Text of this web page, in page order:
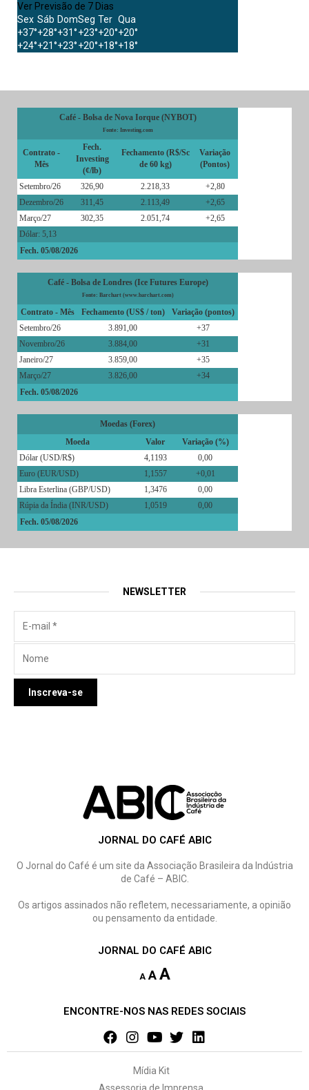
Ver Previsão de 7 Dias
Sex Sáb DomSeg Ter Qua
+37°+28°+31°+23°+20°+20°
+24°+21°+23°+20°+18°+18°
Café - Bolsa de Nova Iorque (NYBOT)
Fonte: Investing.com
Contrato -
Mês
Fech.
Investing
(¢/lb)
Fechamento (R$/Sc
de 60 kg)
Variação
(Pontos)
Setembro/26 326,90 2.218,33
+2,80
Dezembro/26
311,45 2.113,49
+2,65
Março/27
302,35 2.051,74
+2,65
Dólar: 5,13
Fech. 05/08/2026
Café - Bolsa de Londres (Ice Futures Europe)
Fonte: Barchart (www.barchart.com)
Contrato - Mês Fechamento (US$ / ton)
Variação (pontos)
Setembro/26
3.891,00
+37
Novembro/26
3.884,00
+31
Janeiro/27
3.859,00
+35
Março/27
3.826,00
+34
Fech. 05/08/2026
Moedas (Forex)
Moeda
Valor
Variação (%)
Dólar (USD/R$)
4,1193
0,00
Euro (EUR/USD)
1,1557
+0,01
Libra Esterlina (GBP/USD)
1,3476
0,00
Rúpia da Índia (INR/USD)
1,0519
0,00
Fech. 05/08/2026
NEWSLETTER
JORNAL DO CAFÉ ABIC
O Jornal do Café é um site da Associação Brasileira da Indústria
de Café – ABIC.
Os artigos assinados não refletem, necessariamente, a opinião
ou pensamento da entidade.
JORNAL DO CAFÉ ABIC
A A A
ENCONTRE-NOS NAS REDES SOCIAIS
Mídia Kit